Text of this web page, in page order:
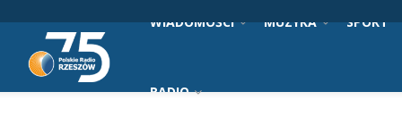
WIADOMOŚCI MUZYKA SPORT
RADIO